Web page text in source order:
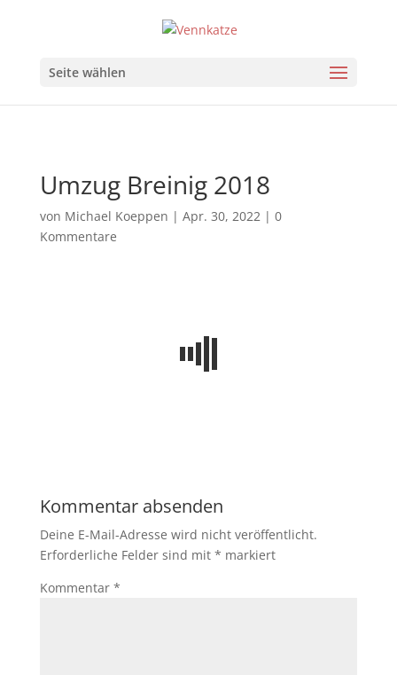
Seite wählen
Umzug Breinig 2018
von Michael Koeppen | Apr. 30, 2022| 0
Kommentare
Kommentar absenden
Deine E-Mail-Adresse wird nicht veröffentlicht.
Erforderliche Felder sind mit * markiert
Kommentar *